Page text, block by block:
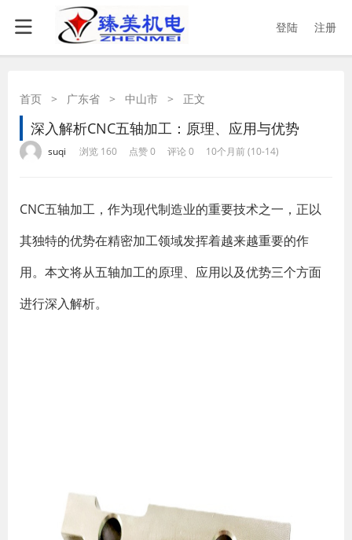
登陆 注册
首页 > 广东省 > 中山市 > 正文
深入解析CNC五轴加工：原理、应用与优势
suqi 浏览 160 点赞 0 评论 0 10个月前 (10-14)
CNC五轴加工，作为现代制造业的重要技术之一，正以
其独特的优势在精密加工领域发挥着越来越重要的作
用。本文将从五轴加工的原理、应用以及优势三个方面
进行深入解析。